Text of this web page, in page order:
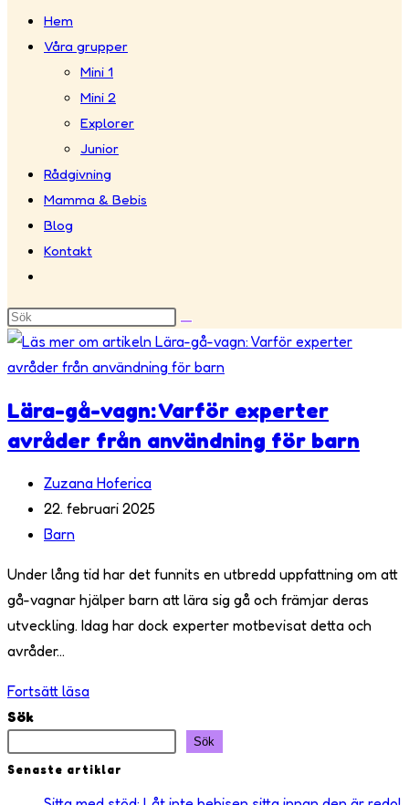
webbplatssökning
Hem
Våra grupper
Mini 1
Mini 2
Explorer
Junior
Rådgivning
Mamma & Bebis
Blog
Kontakt
webbplatssökning
Lära-gå-vagn: Varför experter
avråder från användning för barn
Inläggsförfattare:
Zuzana Hoferica
Inlägget
publicerat:
22. februari 2025
Inläggskategori:
Barn
Under lång tid har det funnits en utbredd uppfattning om att
gå-vagnar hjälper barn att lära sig gå och främjar deras
utveckling. Idag har dock experter motbevisat detta och
avråder…
Fortsätt läsaLära-
Varför
Sök
Sök
Senaste artiklar